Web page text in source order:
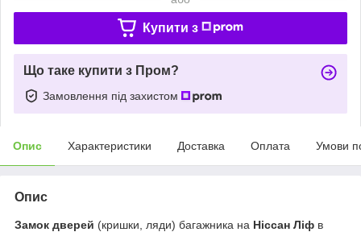
Купити з
Що таке купити з Пром?
Замовлення під захистом
Опис Характеристики Доставка Оплата Умови
Опис
Замок дверей (кришки, ляди) багажника на Ніссан Ліф в